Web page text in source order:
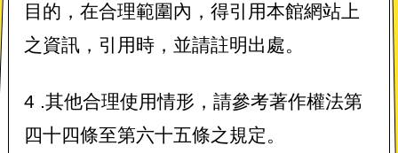
目的，在合理範圍內，得引用本館網站上
之資訊，引用時，並請註明出處。
4 .其他合理使用情形，請參考著作權法第
四十四條至第六十五條之規定。